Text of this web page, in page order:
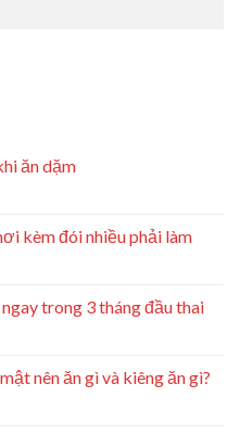
ăn dặm
kèm đói nhiều phải làm
trong 3 tháng đầu thai
nên ăn gì và kiêng ăn gì?